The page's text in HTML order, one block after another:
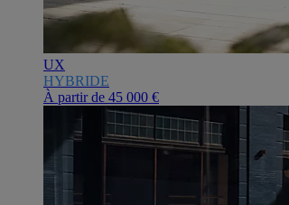
UX
HYBRIDE
À partir de 45 000 €